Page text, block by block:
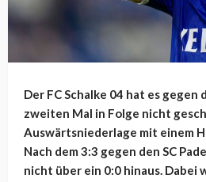
Der FC Schalke 04 hat es gegen
zweiten Mal in Folge nicht
Auswärtsniederlage mit einem
Nach dem 3:3 gegen den SC
nicht über ein 0:0 hinaus. Dabei